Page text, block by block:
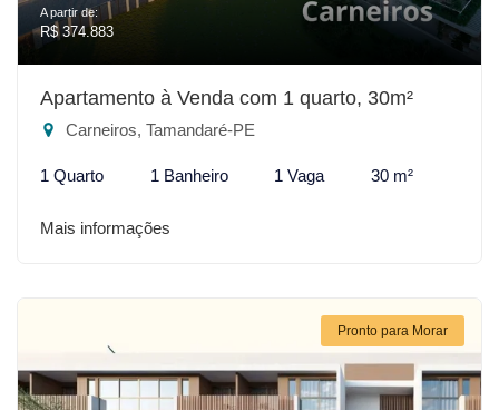
A partir de:
R$ 374.883
Apartamento à Venda com 1 quarto, 30m²
Carneiros, Tamandaré-PE
1 Quarto 1 Banheiro 1 Vaga 30 m²
Mais informações
Pronto para Morar